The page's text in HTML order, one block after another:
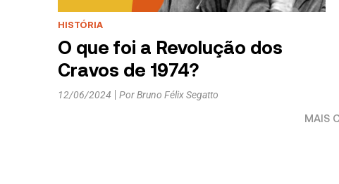
HISTÓRIA
O que foi a Revolução dos
Cravos de 1974?
12/06/2024 PorBruno Félix Segatto